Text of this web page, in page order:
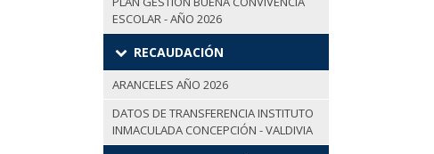
ESCOLAR - AÑO 2026
RECAUDACIÓN
ARANCELES AÑO 2026
DATOS DE TRANSFERENCIA INSTITUTO
INMACULADA CONCEPCIÓN - VALDIVIA